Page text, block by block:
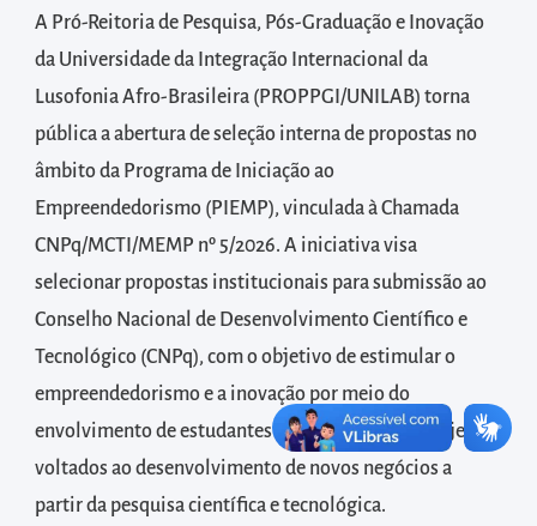
à
área
para
realizar
buscas
Acessar
diretamente
no
rodapé
A Pró-Reitoria de Pesquisa, Pós-Graduação e Inovação
da Universidade da Integração Internacional da
Lusofonia Afro‑Brasileira (PROPPGI/UNILAB) torna
pública a abertura de seleção interna de propostas no
âmbito da Programa de Iniciação ao
Empreendedorismo (PIEMP), vinculada à Chamada
CNPq/MCTI/MEMP nº 5/2026. A iniciativa visa
selecionar propostas institucionais para submissão ao
Conselho Nacional de Desenvolvimento Científico e
Tecnológico (CNPq), com o objetivo de estimular o
empreendedorismo e a inovação por meio do
envolvimento de estudantes de graduação em projetos
voltados ao desenvolvimento de novos negócios a
partir da pesquisa científica e tecnológica.